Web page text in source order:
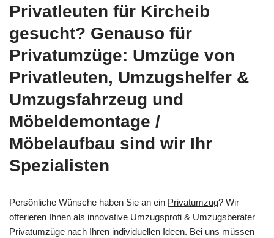
Privatleuten für Kircheib
gesucht? Genauso für
Privatumzüge: Umzüge von
Privatleuten, Umzugshelfer &
Umzugsfahrzeug und
Möbeldemontage /
Möbelaufbau sind wir Ihr
Spezialisten
Persönliche Wünsche haben Sie an ein Privatumzug? Wir
offerieren Ihnen als innovative Umzugsprofi & Umzugsberater
Privatumzüge nach Ihren individuellen Ideen. Bei uns müssen